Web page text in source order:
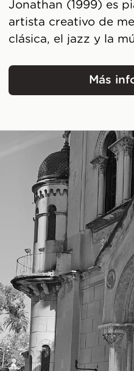
Jonathan (1999) es
artista creativo de
clásica, el jazz y la
Más